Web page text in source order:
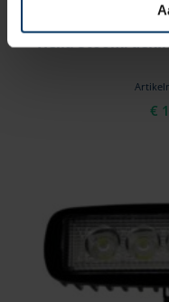
Hella Stoom/
€